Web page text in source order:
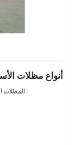
أنواع مظلات
المظلات